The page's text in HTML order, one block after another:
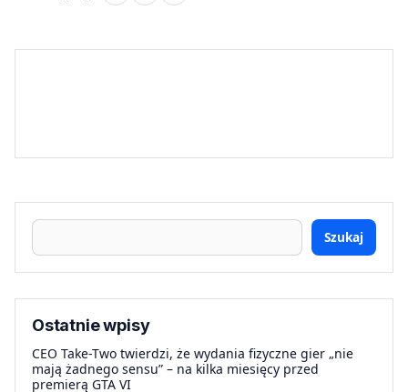
Szukaj
Ostatnie wpisy
CEO Take-Two twierdzi, że wydania fizyczne gier „nie
mają żadnego sensu” – na kilka miesięcy przed
premierą GTA VI